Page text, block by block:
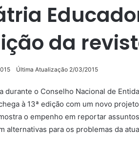
da
Última Atualização 2/03/2015
durante o Conselho Nacional de
à 13ª edição com um novo
o empenho em reportar
alternativas para os problemas da